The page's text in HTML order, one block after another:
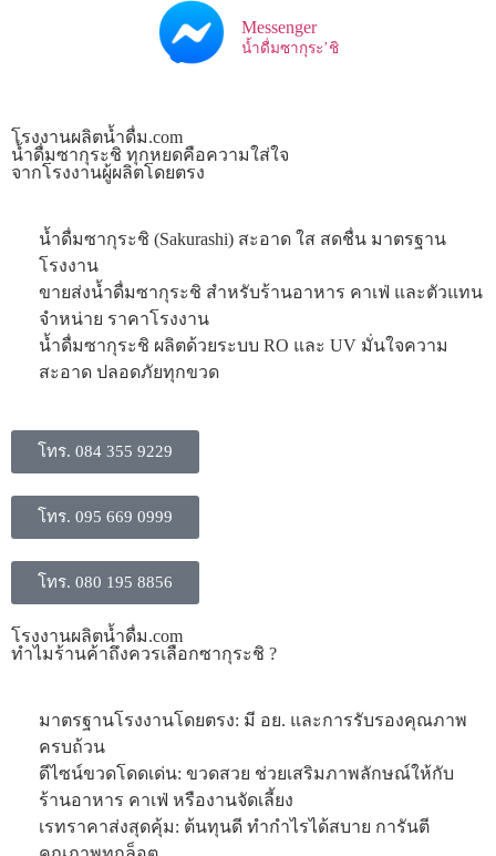
Messenger
น้ำดื่มซากุระ’ชิ
โรงงานผลิตน้ำดื่ม.com
น้ำดื่มซากุระชิ ทุกหยดคือความใส่ใจ
จากโรงงานผู้ผลิตโดยตรง
น้ำดื่มซากุระชิ (Sakurashi) สะอาด ใส สดชื่น มาตรฐาน
โรงงาน
ขายส่งน้ำดื่มซากุระชิ สำหรับร้านอาหาร คาเฟ่ และตัวแทน
จำหน่าย ราคาโรงงาน
น้ำดื่มซากุระชิ ผลิตด้วยระบบ RO และ UV มั่นใจความ
สะอาด ปลอดภัยทุกขวด
โทร. 084 355 9229
โทร. 095 669 0999
โทร. 080 195 8856
โรงงานผลิตน้ำดื่ม.com
ทำไมร้านค้าถึงควรเลือกซากุระชิ ?
มาตรฐานโรงงานโดยตรง: มี อย. และการรับรองคุณภาพ
ครบถ้วน
ดีไซน์ขวดโดดเด่น: ขวดสวย ช่วยเสริมภาพลักษณ์ให้กับ
ร้านอาหาร คาเฟ่ หรืองานจัดเลี้ยง
​เรทราคาส่งสุดคุ้ม: ต้นทุนดี ทำกำไรได้สบาย การันตี